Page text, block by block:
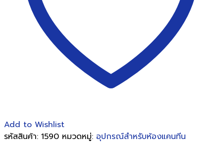
Add to Wishlist
รหัสสินค้า: 1590 หมวดหมู่: อุปกรณ์สำหรับห้องแคนทีน